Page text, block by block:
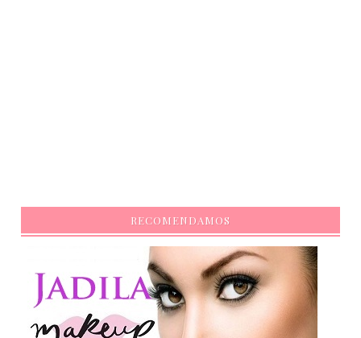
RECOMENDAMOS